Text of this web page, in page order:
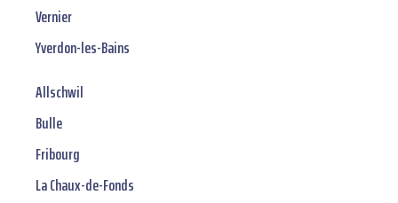
Vernier
Yverdon-les-Bains
Allschwil
Bulle
Fribourg
La Chaux-de-Fonds